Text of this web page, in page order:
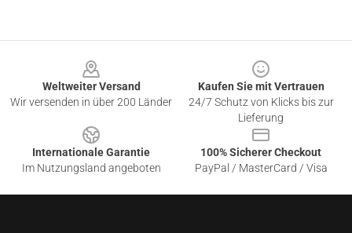
Weltweiter Versand
Wir versenden in über 200 Länder
Kaufen Sie mit Vertrauen
24/7 Schutz von Klicks bis zur
Lieferung
Internationale Garantie
Im Nutzungsland angeboten
100% Sicherer Checkout
PayPal / MasterCard / Visa